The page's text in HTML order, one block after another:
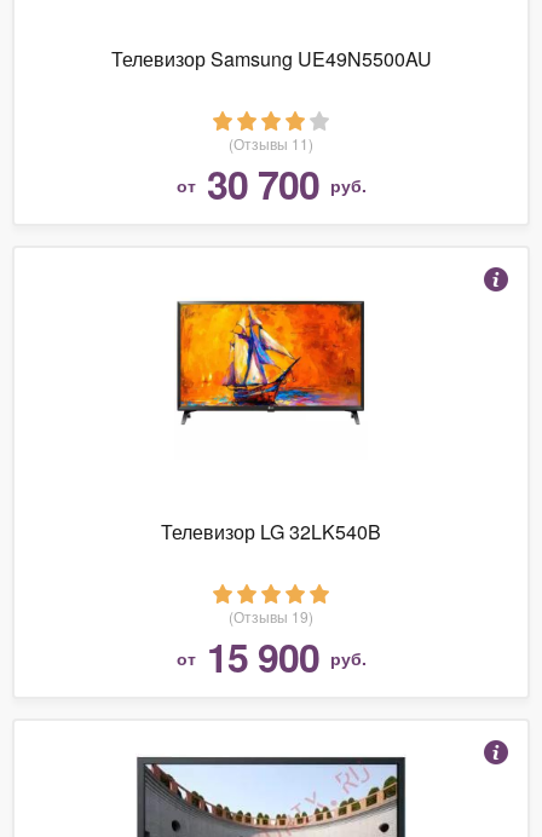
Телевизор Samsung UE49N5500AU
(Отзывы 11)
от 30 700 руб.
Телевизор LG 32LK540B
(Отзывы 19)
от 15 900 руб.